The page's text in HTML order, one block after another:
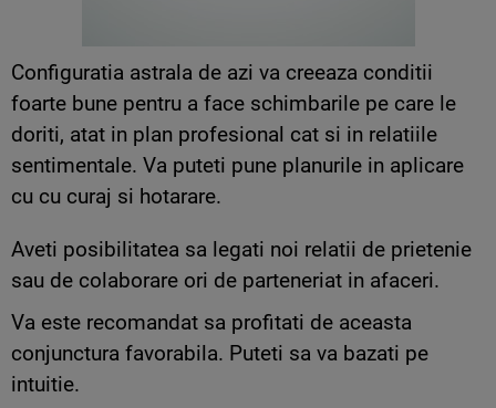
Configuratia astrala de azi va creeaza conditii
foarte bune pentru a face schimbarile pe care le
doriti, atat in plan profesional cat si in relatiile
sentimentale. Va puteti pune planurile in aplicare
cu cu curaj si hotarare.
Aveti posibilitatea sa legati noi relatii de prietenie
sau de colaborare ori de parteneriat in afaceri.
Va este recomandat sa profitati de aceasta
conjunctura favorabila. Puteti sa va bazati pe
intuitie.